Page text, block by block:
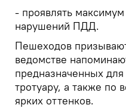
- проявлять
нарушений ПДД.
Пешеходов
ведомстве
предназначенных для
тротуару, а также по
ярких оттенков.